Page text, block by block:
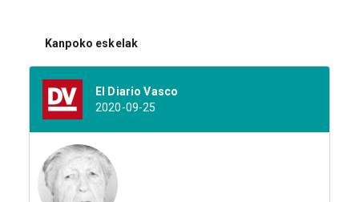
Kanpoko eskelak
El Diario Vasco
2020-09-25